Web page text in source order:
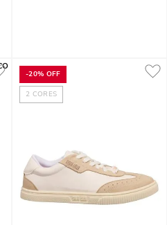
-20% OFF
2 CORES